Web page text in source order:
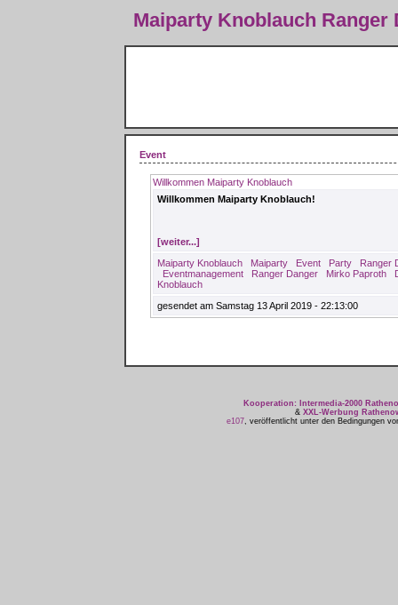
Maiparty Knoblauch Ranger
Event
Willkommen Maiparty Knoblauch
Willkommen Maiparty Knoblauch!
[weiter...]
Maiparty Knoblauch
Maiparty Event Party
Ranger
Eventmanagement
Ranger Danger Mirko Paproth
Knoblauch
gesendet am Samstag 13 April 2019 - 22:13:00
Kooperation: Intermedia-2000
& XXL-Werbung
e107, veröffentlicht unter den Bedingungen